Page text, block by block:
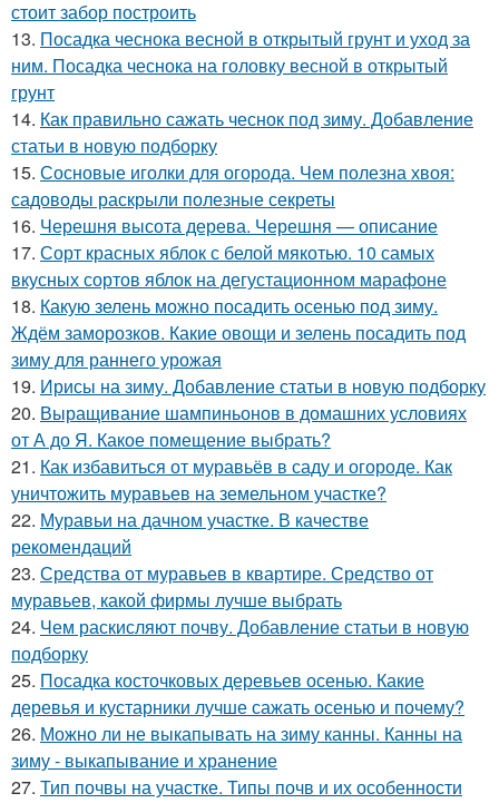
стоит забор построить
13. Посадка чеснока весной в открытый грунт и уход за
ним. Посадка чеснока на головку весной в открытый
грунт
14. Как правильно сажать чеснок под зиму. Добавление
статьи в новую подборку
15. Сосновые иголки для огорода. Чем полезна хвоя:
садоводы раскрыли полезные секреты
16. Черешня высота дерева. Черешня — описание
17. Сорт красных яблок с белой мякотью. 10 самых
вкусных сортов яблок на дегустационном марафоне
18. Какую зелень можно посадить осенью под зиму.
Ждём заморозков. Какие овощи и зелень посадить под
зиму для раннего урожая
19. Ирисы на зиму. Добавление статьи в новую подборку
20. Выращивание шампиньонов в домашних условиях
от А до Я. Какое помещение выбрать?
21. Как избавиться от муравьёв в саду и огороде. Как
уничтожить муравьев на земельном участке?
22. Муравьи на дачном участке. В качестве
рекомендаций
23. Средства от муравьев в квартире. Средство от
муравьев, какой фирмы лучше выбрать
24. Чем раскисляют почву. Добавление статьи в новую
подборку
25. Посадка косточковых деревьев осенью. Какие
деревья и кустарники лучше сажать осенью и почему?
26. Можно ли не выкапывать на зиму канны. Канны на
зиму - выкапывание и хранение
27. Тип почвы на участке. Типы почв и их особенности